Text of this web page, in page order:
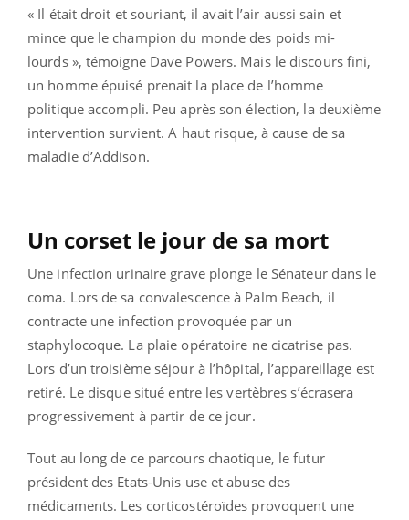
« Il était droit et souriant, il avait l’air aussi sain et
mince que le champion du monde des poids mi-
lourds », témoigne Dave Powers. Mais le discours fini,
un homme épuisé prenait la place de l’homme
politique accompli. Peu après son élection, la deuxième
intervention survient. A haut risque, à cause de sa
maladie d’Addison.
Un corset le jour de sa mort
Une infection urinaire grave plonge le Sénateur dans le
coma. Lors de sa convalescence à Palm Beach, il
contracte une infection provoquée par un
staphylocoque. La plaie opératoire ne cicatrise pas.
Lors d’un troisième séjour à l’hôpital, l’appareillage est
retiré. Le disque situé entre les vertèbres s’écrasera
progressivement à partir de ce jour.
Tout au long de ce parcours chaotique, le futur
président des Etats-Unis use et abuse des
médicaments. Les corticostéroïdes provoquent une